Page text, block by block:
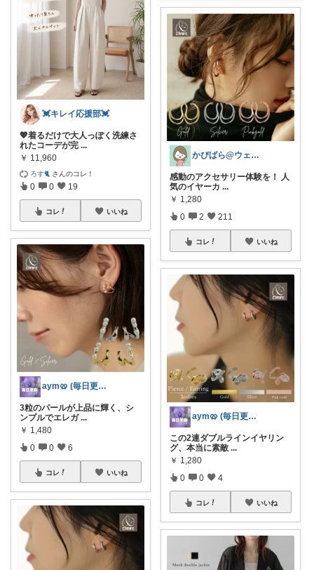
💓キレイ応援部💓
💖着るだけで大人っぽく洗練さ
れたコーデが完 ...
￥ 11,960
ろす🐈 さんのコレ！
0 0 19
コレ いいね
aym🥨 (毎日更新してます🙌)
3粒のパールが上品に輝く、シ
ンプルでエレガ ...
￥ 1,480
0 0 6
コレ いいね
かぴばら@ウェルネスな暮らし|ゆる楽
感動のアクセサリー体験を！ 人
気のイヤーカ ...
￥ 1,280
0 2 211
コレ いいね
aym🥨 (毎日更新してます🙌)
この2連ダブルラインイヤリン
グ、本当に素敵 ...
￥ 1,280
0 0 4
コレ いいね